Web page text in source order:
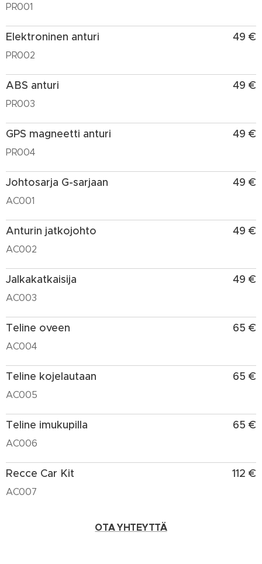
PR001
Elektroninen anturi
PR002
49 €
ABS anturi
PR003
49 €
GPS magneetti anturi
PR004
49 €
Johtosarja G-sarjaan
AC001
49 €
Anturin jatkojohto
AC002
49 €
Jalkakatkaisija
AC003
49 €
Teline oveen
AC004
65 €
Teline kojelautaan
AC005
65 €
Teline imukupilla
AC006
65 €
Recce Car Kit
AC007
112 €
OTA YHTEYTTÄ